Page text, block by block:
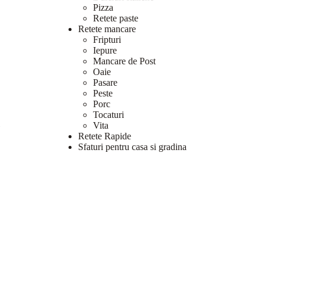
Pizza
Retete paste
Retete mancare
Fripturi
Iepure
Mancare de Post
Oaie
Pasare
Peste
Porc
Tocaturi
Vita
Retete Rapide
Sfaturi pentru casa si gradina